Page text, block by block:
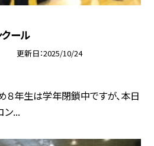
ール
更新日 2025/10/24
８年生は学年閉鎖中ですが、本日
ン...